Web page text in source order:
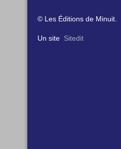
© Les Éditions de Minuit.
Un site Sitedit